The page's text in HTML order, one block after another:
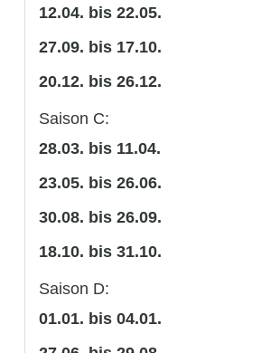
12.04. bis 22.05.
27.09. bis 17.10.
20.12. bis 26.12.
Saison C:
28.03. bis 11.04.
23.05. bis 26.06.
30.08. bis 26.09.
18.10. bis 31.10.
Saison D:
01.01. bis 04.01.